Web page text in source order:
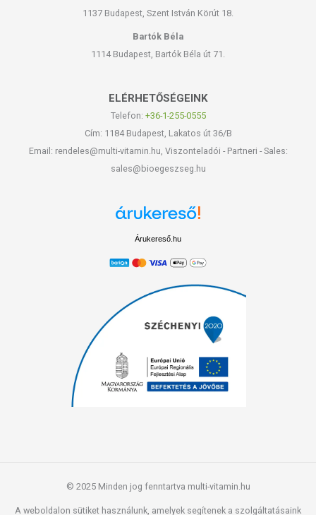
1137 Budapest, Szent István Körút 18.
Bartók Béla
1114 Budapest, Bartók Béla út 71.
ELÉRHETŐSÉGEINK
Telefon: +36-1-255-0555
Cím: 1184 Budapest, Lakatos út 36/B
Email: rendeles@multi-vitamin.hu, Viszonteladói - Partneri - Sales:
sales@bioegeszseg.hu
Árukereső.hu
© 2025 Minden jog fenntartva multi-vitamin.hu
A weboldalon sütiket használunk, amelyek segítenek a szolgáltatásaink